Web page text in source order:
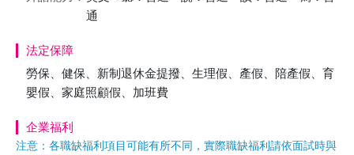
通
法定保障
勞保、健保、新制退休金提撥、生理假、產假、陪產假、育
嬰假、家庭照顧假、加班費
企業福利
注意：各職缺福利項目可能有所不同，實際職缺福利請依面試時與